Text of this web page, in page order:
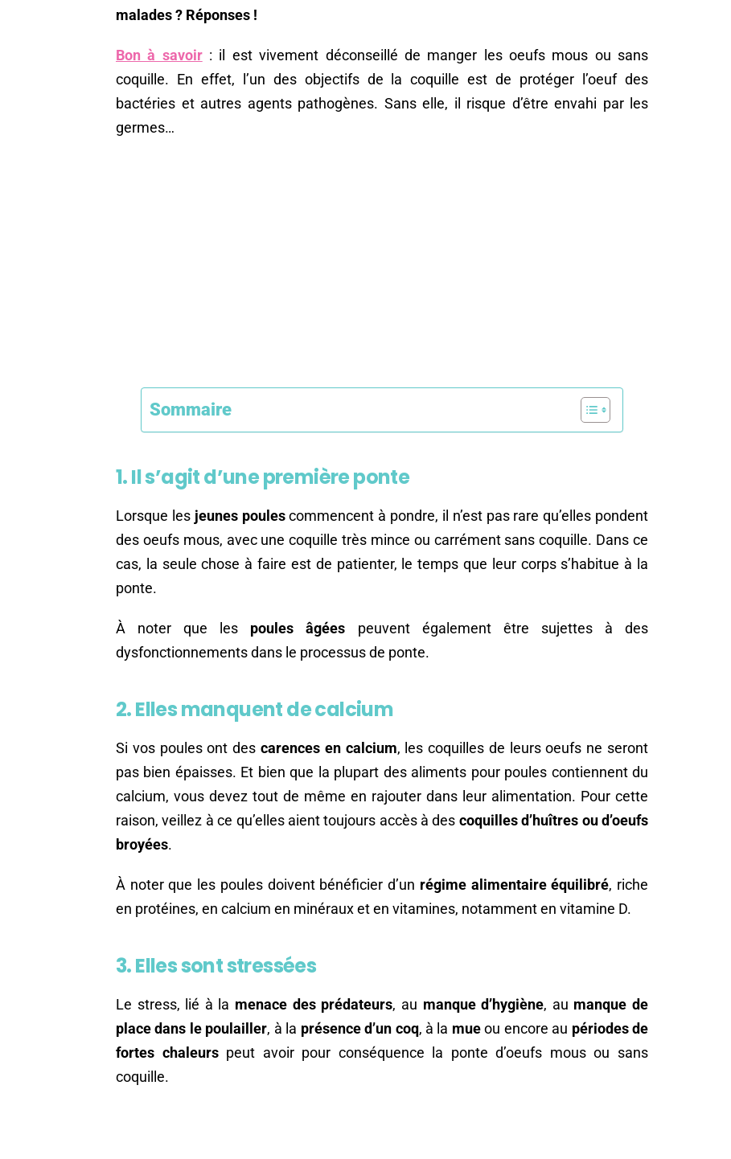
malades ? Réponses !
Bon à savoir: il est vivement déconseillé de manger les oeufs mous ou sans
coquille. En effet, l’un des objectifs de la coquille est de protéger l’oeuf des
bactéries et autres agents pathogènes. Sans elle, il risque d’être envahi par les
germes…
Sommaire
1. Il s’agit d’une première ponte
Lorsque les jeunes poulescommencent à pondre, il n’est pas rare qu’elles pondent
des oeufs mous, avec une coquille très mince ou carrément sans coquille. Dans ce
cas, la seule chose à faire est de patienter, le temps que leur corps s’habitue à la
ponte.
À noter que les poules âgées peuvent également être sujettes à des
dysfonctionnements dans le processus de ponte.
2. Elles manquent de calcium
Si vos poules ont des carences en calcium, les coquilles de leurs oeufs ne seront
pas bien épaisses. Et bien que la plupart des aliments pour poules contiennent du
calcium, vous devez tout de même en rajouter dans leur alimentation. Pour cette
raison, veillez à ce qu’elles aient toujours accès à des coquilles d’huîtres ou d’oeufs
broyées.
À noter que les poules doivent bénéficier d’un régime alimentaire équilibré, riche
en protéines, en calcium en minéraux et en vitamines, notamment en vitamine D.
3. Elles sont stressées
Le stress, lié à la menace des prédateurs, au manque d’hygiène, au manque de
place dans le poulailler, à la présence d’un coq, à la mueou encore au périodes de
fortes chaleurspeut avoir pour conséquence la ponte d’oeufs mous ou sans
coquille.